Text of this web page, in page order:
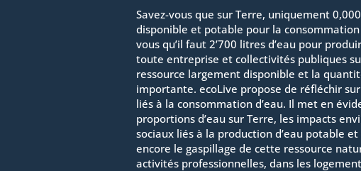
Savez-vous que sur Terre, uniquement
disponible et potable pour la consommation
vous qu’il faut 2’700 litres d’eau pour
toute entreprise et collectivités publiques
ressource largement disponible et la
importante. ecoLive propose de réfléchir
liés à la consommation d’eau. Il met en
proportions d’eau sur Terre, les impacts
sociaux liés à la production d’eau potable
encore le gaspillage de cette ressource
activités professionnelles, dans les